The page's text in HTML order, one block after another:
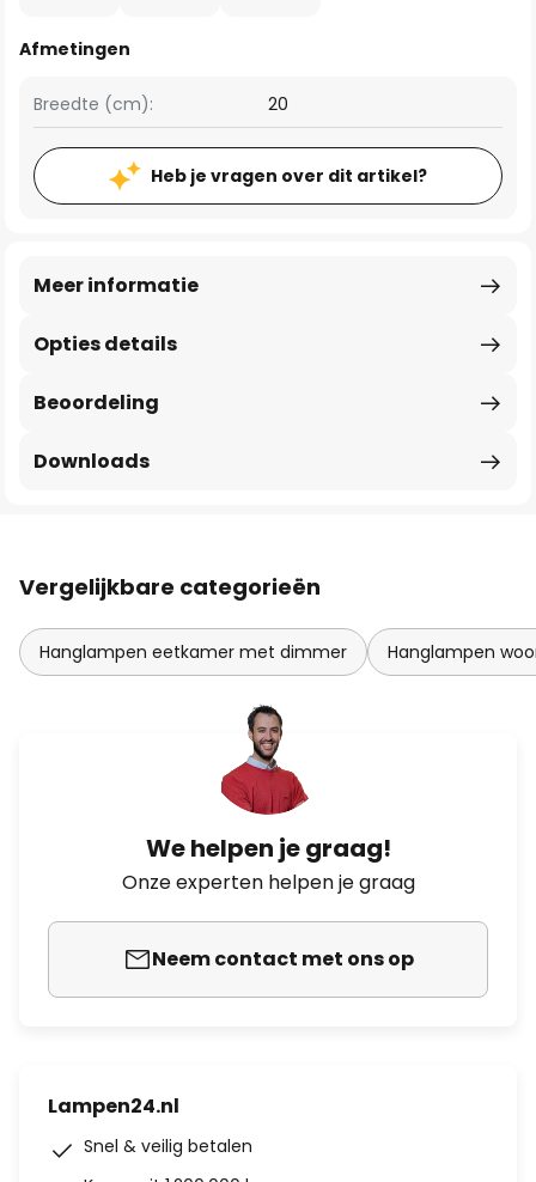
Afmetingen
Breedte (cm): 20
Heb je vragen over dit artikel?
Opties details
Meer informatie
Beoordeling
Downloads
Vergelijkbare categorieën
Hanglampen eetkamer met dimmer Hanglampen
We helpen je graag!
Onze experten helpen je graag
Neem contact met ons op
Lampen24.nl
Snel & veilig betalen